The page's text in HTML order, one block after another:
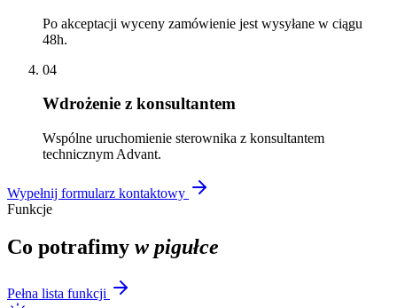
Po akceptacji wyceny zamówienie jest wysyłane w ciągu
48h.
04
Wdrożenie z konsultantem
Wspólne uruchomienie sterownika z konsultantem
technicznym Advant.
Wypełnij formularz kontaktowy
Funkcje
Co potrafimy w pigułce
Pełna lista funkcji